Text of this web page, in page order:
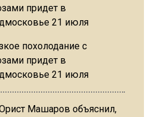
похолодание с
придет в
21 июля